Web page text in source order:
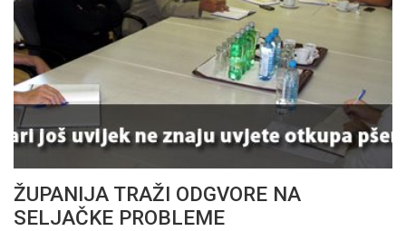
ŽUPANIJA TRAŽI ODGVORE NA
SELJAČKE PROBLEME